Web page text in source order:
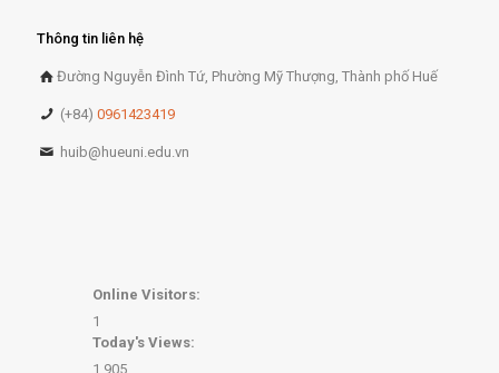
Thông tin liên hệ
Đường Nguyễn Đình Tứ, Phường Mỹ Thượng, Thành phố Huế
(+84)0961423419
huib@hueuni.edu.vn
Online Visitors:
1
Today's Views:
1,905